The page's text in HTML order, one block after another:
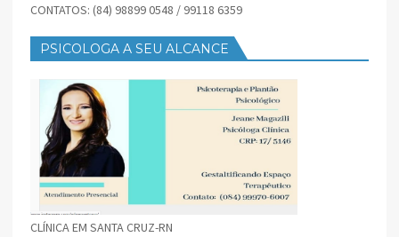
CONTATOS: (84) 98899 0548 / 99118 6359
PSICOLOGA A SEU ALCANCE
CLÍNICA EM SANTA CRUZ-RN